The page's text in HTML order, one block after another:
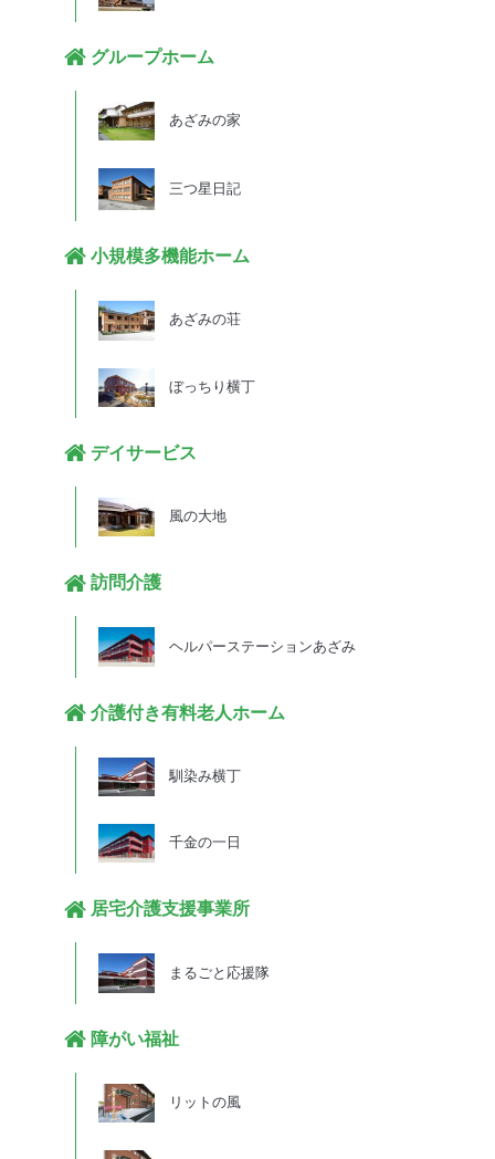
グループホーム
あざみの家
三つ星日記
小規模多機能ホーム
あざみの荘
ぼっちり横丁
デイサービス
風の大地
訪問介護
ヘルパーステーションあざみ
介護付き有料老人ホーム
馴染み横丁
千金の一日
居宅介護支援事業所
まるごと応援隊
障がい福祉
リットの風